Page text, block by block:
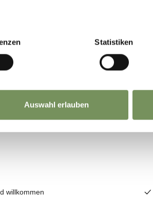
Statistiken
Auswahl erlauben